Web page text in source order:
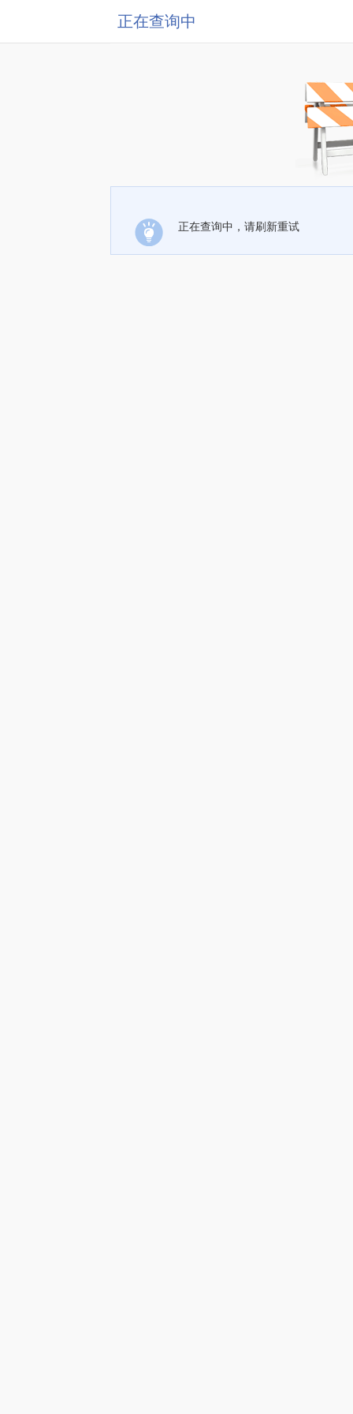
正在查询中
正在查询中，请刷新重试